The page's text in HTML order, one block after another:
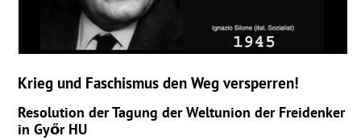
Krieg und Faschismus den Weg versperren!
Resolution der Tagung der Weltunion der Freidenker
in Győr HU